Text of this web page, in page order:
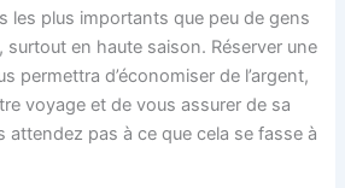
les plus importants que peu de gens
en haute saison. Réserver une
permettra d’économiser de l’argent,
voyage et de vous assurer de sa
attendez pas à ce que cela se fasse à